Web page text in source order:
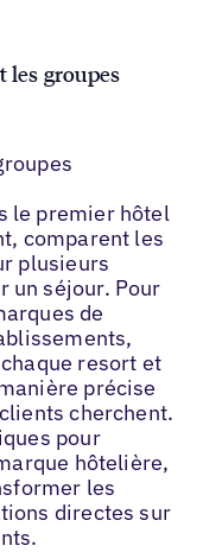
les groupes
le premier hôtel
comparent les
plusieurs
un séjour. Pour
de
resort et
précise
cherchent.
pour
hôtelière,
les
directes sur